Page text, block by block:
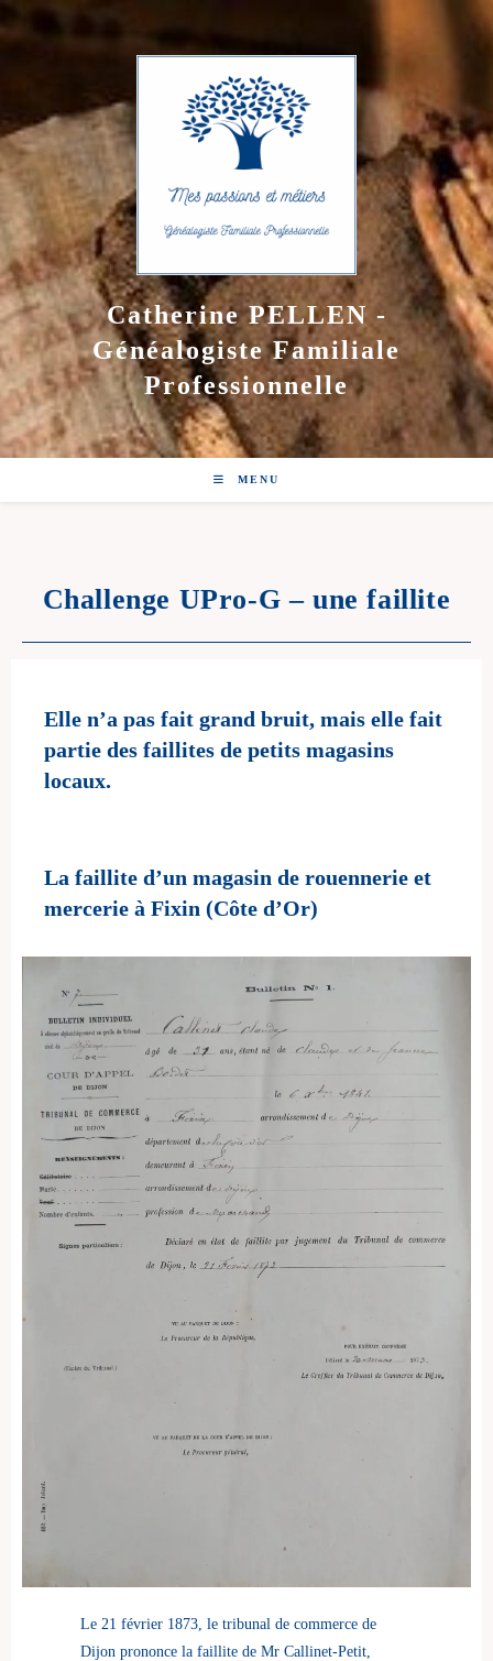
Catherine PELLEN -
Généalogiste Familiale
Professionnelle
MENU
Challenge UPro-G – une faillite
Elle n’a pas fait grand bruit, mais elle fait
partie des faillites de petits magasins
locaux.
La faillite d’un magasin de rouennerie et
mercerie à Fixin (Côte d’Or)
Le 21 février 1873, le tribunal de commerce de
Dijon prononce la faillite de Mr Callinet-Petit,